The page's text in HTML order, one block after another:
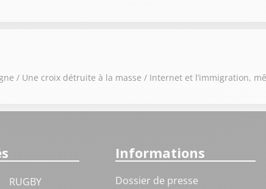
/ Une croix détruite à la masse / Internet et l’immigration,
RUGBY
Informations
Dossier de presse